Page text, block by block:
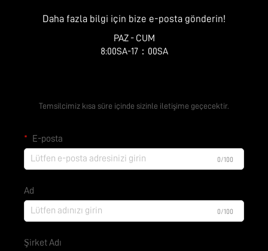
Daha fazla bilgi için bize e-posta gönderin!
PAZ - CUM
8:00SA-17：00SA
Temsilcimiz kısa süre içinde sizinle iletişime geçecektir.
E-posta
0/100
Ad
0/100
Şirket Adı